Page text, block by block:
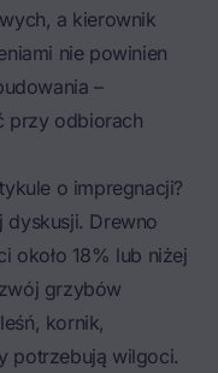
a kierownik
nie powinien
–
przy odbiorach
o impregnacji?
dyskusji. Drewno
około 18% lub niżej
grzybów
kornik,
potrzebują wilgoci.